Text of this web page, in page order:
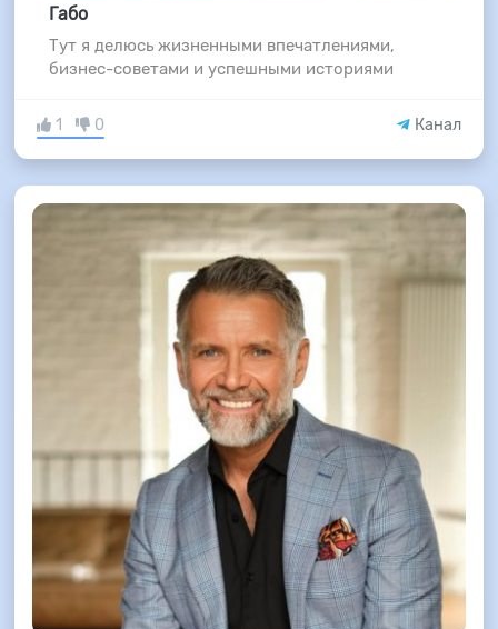
Габо
Тут я делюсь жизненными впечатлениями,
бизнес-советами и успешными историями
1 0 Канал